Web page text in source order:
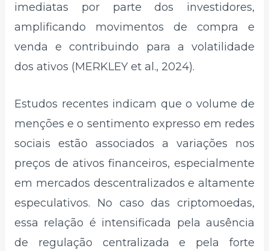
imediatas por parte dos investidores,
amplificando movimentos de compra e
venda e contribuindo para a volatilidade
dos ativos (MERKLEY et al., 2024).
Estudos recentes indicam que o volume de
menções e o sentimento expresso em redes
sociais estão associados a variações nos
preços de ativos financeiros, especialmente
em mercados descentralizados e altamente
especulativos. No caso das criptomoedas,
essa relação é intensificada pela ausência
de regulação centralizada e pela forte